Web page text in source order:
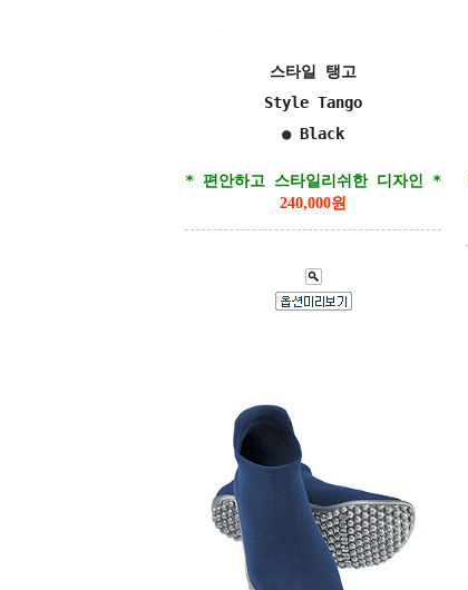
스타일 탱고
Style Tango
● Black
* 편안하고 스타일리쉬한 디자인 *
240,000원